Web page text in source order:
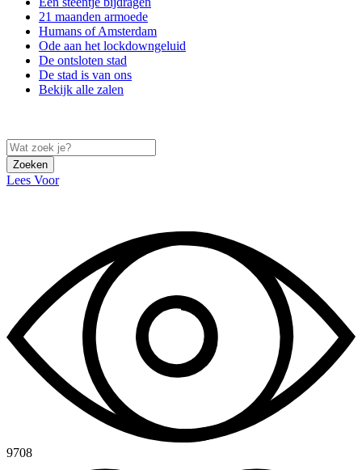
21 maanden armoede
Humans of Amsterdam
Ode aan het lockdowngeluid
De ontsloten stad
De stad is van ons
Bekijk alle zalen
Zoeken
Lees Voor
9708